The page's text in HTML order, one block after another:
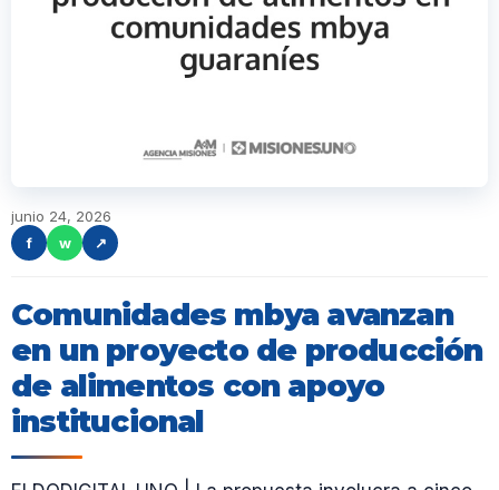
junio 24, 2026
f
w ↗
Comunidades mbya avanzan
en un proyecto de producción
de alimentos con apoyo
institucional